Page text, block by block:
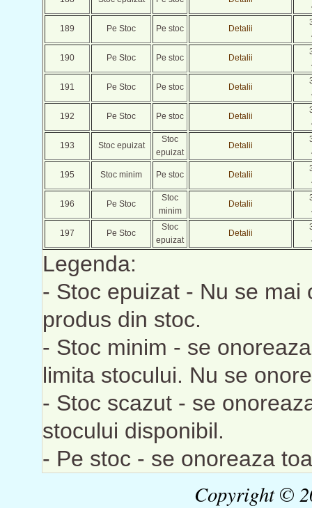
189 Pe Stoc Pe stoc Detalii
190 Pe Stoc Pe stoc Detalii
191 Pe Stoc Pe stoc Detalii
192 Pe Stoc Pe stoc Detalii
193 Stoc epuizat
Stoc
epuizat
Detalii
195 Stoc minim Pe stoc Detalii
196 Pe Stoc
Stoc
minim
Detalii
197 Pe Stoc
Stoc
epuizat
Detalii
Legenda:
- Stoc epuizat - Nu se
produs din stoc.
- Stoc minim - se
limita stocului. Nu se
- Stoc scazut - se
stocului disponibil.
- Pe stoc - se onoreaza
Copyright ©